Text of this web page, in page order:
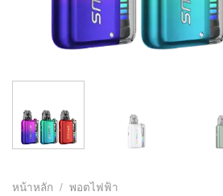
หน้าหลัก / พอตไฟฟ้า